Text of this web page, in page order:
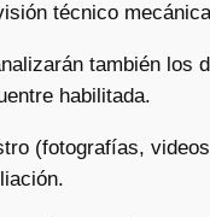
técnico
también los
habilitada.
(fotografías,